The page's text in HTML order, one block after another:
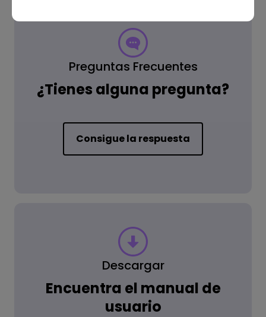
Preguntas Frecuentes
¿Tienes alguna pregunta?
Consigue la respuesta
Descargar
Encuentra el manual de
usuario